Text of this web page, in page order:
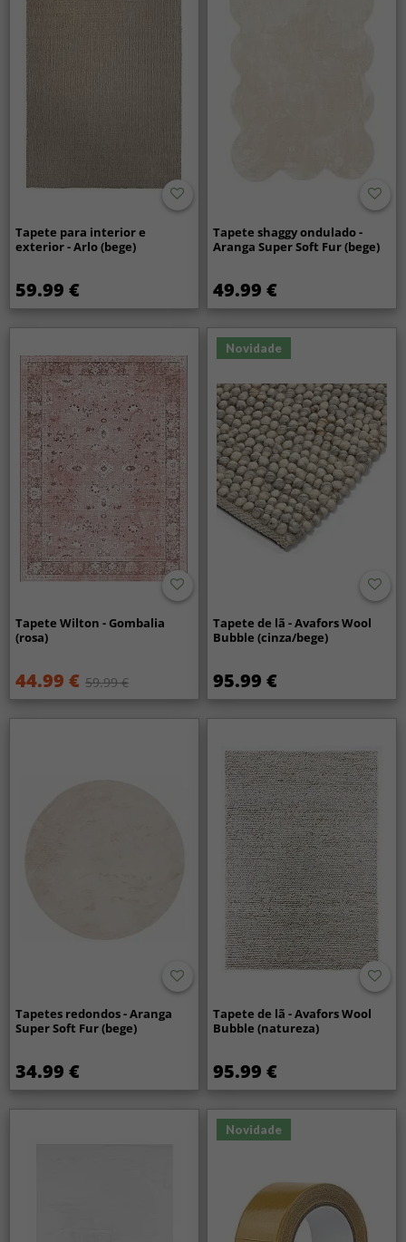
Tapete para interior e
exterior - Arlo (bege)
59.99 €
Tapete shaggy ondulado -
Aranga Super Soft Fur (bege)
49.99 €
Tapete Wilton - Gombalia
(rosa)
44.99 € 59.99 €
Novidade
Tapete de lã - Avafors Wool
Bubble (cinza/bege)
95.99 €
Tapetes redondos - Aranga
Super Soft Fur (bege)
34.99 €
Tapete de lã - Avafors Wool
Bubble (natureza)
95.99 €
Novidade